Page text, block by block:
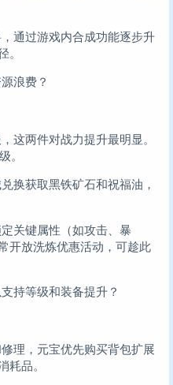
通过游戏内合成功能逐步升
。
浪费？
这两件对战力提升最明显。
。
换获取黑铁矿石和祝福油，
关键属性（如攻击、暴
开放洗炼优惠活动，可趁此
持等级和装备提升？
理，元宝优先购买背包扩展
耗品。